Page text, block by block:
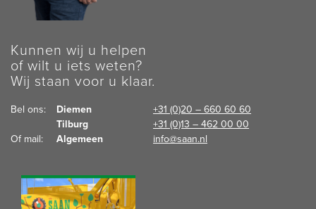
Kunnen wij u helpen
of wilt u iets weten?
Wij staan voor u klaar.
Bel ons: Diemen +31 (0)20 – 660 60 60
Tilburg
+31 (0)13 – 462 00 00
Of mail:
Algemeen info@saan.nl